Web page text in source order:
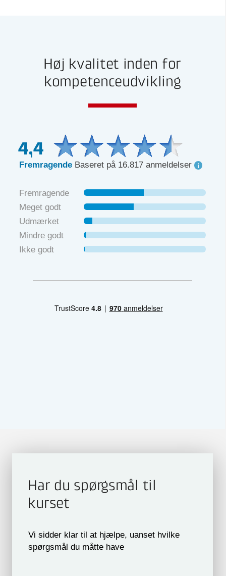
Høj kvalitet inden for
kompetenceudvikling
4,4
Fremragende Baseret på 16.817 anmeldelser
Fremragende
Meget godt
Udmærket
Mindre godt
Ikke godt
Har du spørgsmål til
kurset
Vi sidder klar til at hjælpe, uanset hvilke
spørgsmål du måtte have